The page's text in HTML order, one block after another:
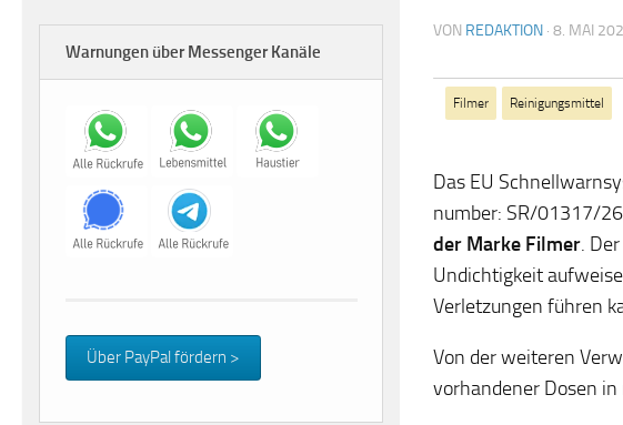
VON REDAKTION · 8. MAI
Filmer Reinigungsmittel
Das EU
number: SR/01317/
der Marke Filmer.
Undichtigkeit
Verletzungen führen
Von der weiteren
vorhandener Dosen
Warnungen über Messenger Kanäle
Über PayPal fördern >